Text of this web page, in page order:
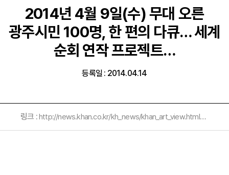
2014년 4월 9일(수) 무대 오른
광주시민 100명, 한 편의 다큐… 세계
순회 연작 프로젝트…
등록일 : 2014.04.14
링크 :http://news.khan.co.kr/kh_news/khan_art_view.html?artid=201404092107205&code=960313